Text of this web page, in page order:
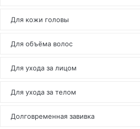
Для кожи головы
Для объёма волос
Для ухода за лицом
Для ухода за телом
Долговременная завивка